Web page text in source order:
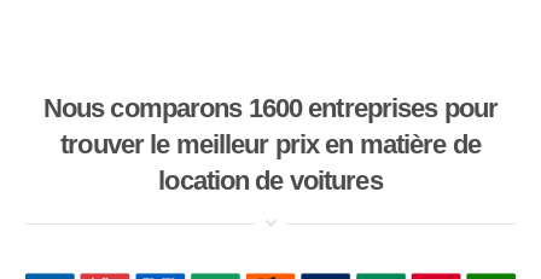
Nous comparons 1600 entreprises pour
trouver le meilleur prix en matière de
location de voitures